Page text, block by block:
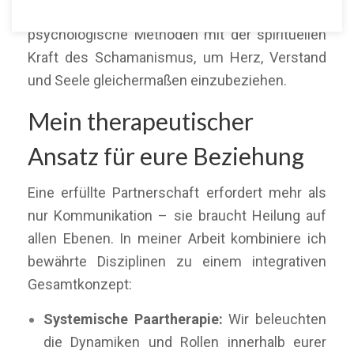
psychologische Methoden mit der spirituellen
Kraft des Schamanismus, um Herz, Verstand
und Seele gleichermaßen einzubeziehen.
Mein therapeutischer
Ansatz für eure Beziehung
Eine erfüllte Partnerschaft erfordert mehr als
nur Kommunikation – sie braucht Heilung auf
allen Ebenen. In meiner Arbeit kombiniere ich
bewährte Disziplinen zu einem integrativen
Gesamtkonzept:
Systemische Paartherapie: Wir beleuchten
die Dynamiken und Rollen innerhalb eurer